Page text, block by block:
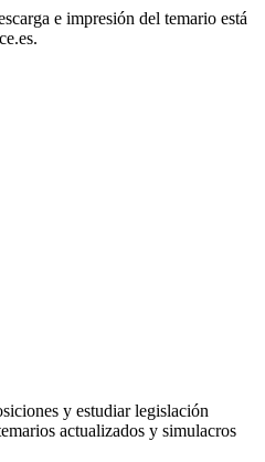
e impresión del temario está
y estudiar legislación
actualizados y simulacros